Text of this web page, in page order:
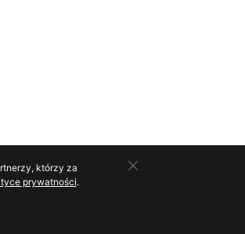
którzy za
prywatności.